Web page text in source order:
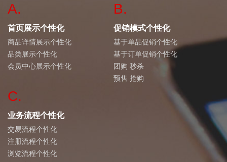
A.
首页展示个性化
商品详情展示个性化
品类展示个性化
会员中心展示个性化
B.
促销模式个性化
基于单品促销个性化
基于订单促销个性化
团购 秒杀
预售 抢购
C.
业务流程个性化
交易流程个性化
注册流程个性化
浏览流程个性化